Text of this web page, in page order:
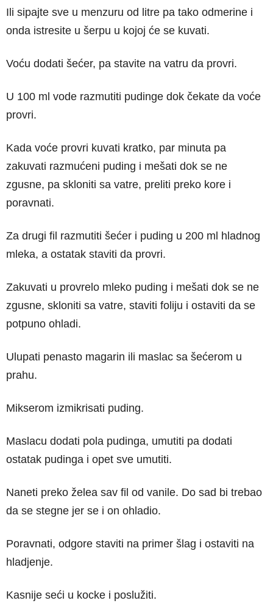
Ili sipajte sve u menzuru od litre pa tako odmerine i
onda istresite u šerpu u kojoj će se kuvati.
Voću dodati šećer, pa stavite na vatru da provri.
U 100 ml vode razmutiti pudinge dok čekate da voće
provri.
Kada voće provri kuvati kratko, par minuta pa
zakuvati razmućeni puding i mešati dok se ne
zgusne, pa skloniti sa vatre, preliti preko kore i
poravnati.
Za drugi fil razmutiti šećer i puding u 200 ml hladnog
mleka, a ostatak staviti da provri.
Zakuvati u provrelo mleko puding i mešati dok se ne
zgusne, skloniti sa vatre, staviti foliju i ostaviti da se
potpuno ohladi.
Ulupati penasto magarin ili maslac sa šećerom u
prahu.
Mikserom izmikrisati puding.
Maslacu dodati pola pudinga, umutiti pa dodati
ostatak pudinga i opet sve umutiti.
Naneti preko želea sav fil od vanile. Do sad bi trebao
da se stegne jer se i on ohladio.
Poravnati, odgore staviti na primer šlag i ostaviti na
hladjenje.
Kasnije seći u kocke i poslužiti.